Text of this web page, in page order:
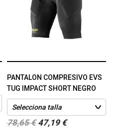
PANTALON COMPRESIVO EVS
TUG IMPACT SHORT NEGRO
78,65 € 47,19 €